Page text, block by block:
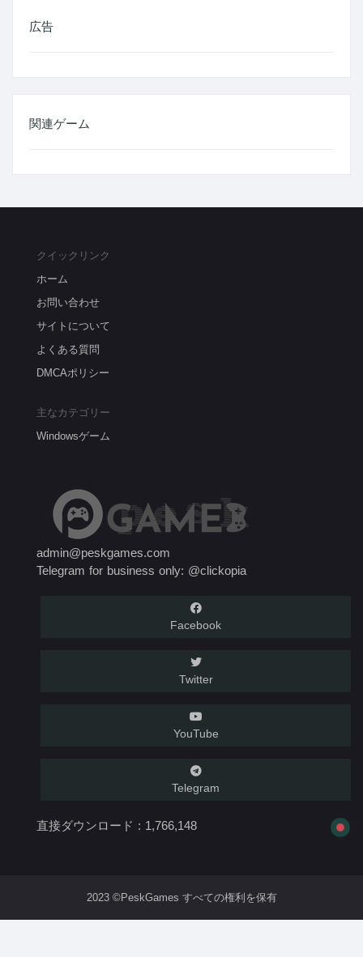
広告
関連ゲーム
クイックリンク
ホーム
お問い合わせ
サイトについて
よくある質問
DMCAポリシー
主なカテゴリー
Windowsゲーム
admin@peskgames.com
Telegram for business only: @clickopia
Facebook
Twitter
YouTube
Telegram
直接ダウンロード : 1,766,148
2023 ©PeskGames すべての権利を保有